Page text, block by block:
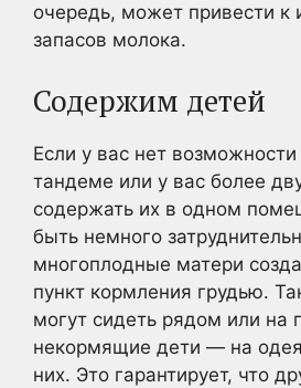
очередь, может привести к
запасов молока.
Содержим детей
Если у вас нет
тандеме или у вас более
содержать их в одном
быть немного
многоплодные матери
пункт кормления грудью.
могут сидеть рядом или на
некормящие дети — на
них. Это гарантирует, что